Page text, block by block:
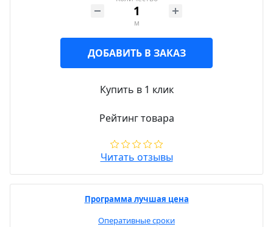
м
ДОБАВИТЬ В ЗАКАЗ
Купить в 1 клик
Рейтинг товара
Читать отзывы
Программа лучшая цена
Оперативные сроки